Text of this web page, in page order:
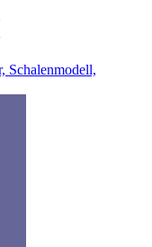
Schalenmodell,